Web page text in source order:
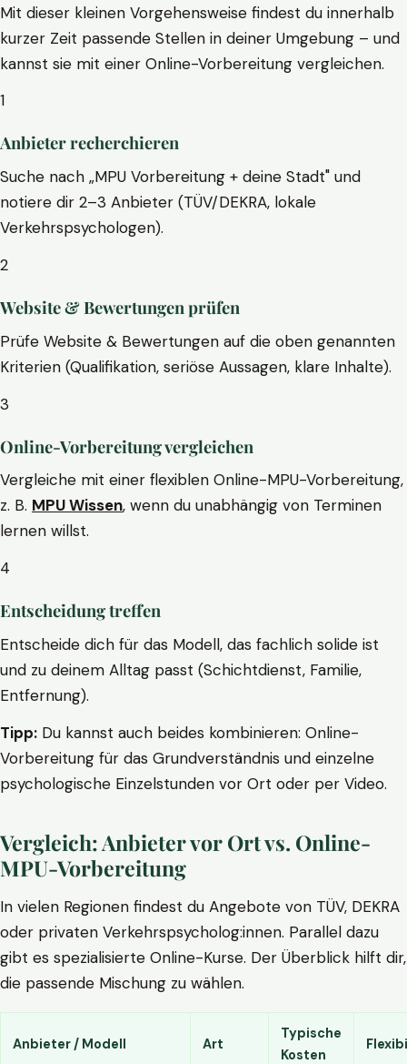
Mit dieser kleinen Vorgehensweise findest du innerhalb
kurzer Zeit passende Stellen in deiner Umgebung – und
kannst sie mit einer Online-Vorbereitung vergleichen.
1
Anbieter recherchieren
Suche nach „MPU Vorbereitung + deine Stadt" und
notiere dir 2–3 Anbieter (TÜV/DEKRA, lokale
Verkehrspsychologen).
2
Website & Bewertungen prüfen
Prüfe Website & Bewertungen auf die oben genannten
Kriterien (Qualifikation, seriöse Aussagen, klare Inhalte).
3
Online-Vorbereitung vergleichen
Vergleiche mit einer flexiblen Online-MPU-Vorbereitung,
z. B. MPU Wissen, wenn du unabhängig von Terminen
lernen willst.
4
Entscheidung treffen
Entscheide dich für das Modell, das fachlich solide ist
und zu deinem Alltag passt (Schichtdienst, Familie,
Entfernung).
Tipp: Du kannst auch beides kombinieren: Online-
Vorbereitung für das Grundverständnis und einzelne
psychologische Einzelstunden vor Ort oder per Video.
Vergleich: Anbieter vor Ort vs. Online-
MPU-Vorbereitung
In vielen Regionen findest du Angebote von TÜV, DEKRA
oder privaten Verkehrspsycholog:innen. Parallel dazu
gibt es spezialisierte Online-Kurse. Der Überblick hilft dir,
die passende Mischung zu wählen.
Anbieter / Modell Art
Typische
Kosten